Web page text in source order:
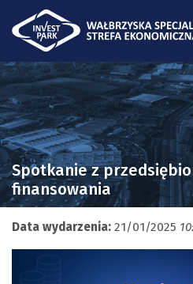
Spotkanie z
finansowania
Data wydarzenia: 21/01/2025